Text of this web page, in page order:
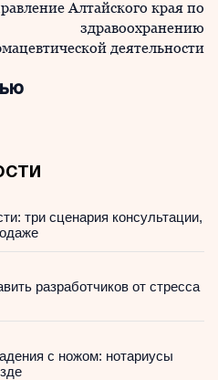
Алтайского края по
здравоохранению
деятельности
три сценария консультации,
разработчиков от стресса
с ножом: нотариусы